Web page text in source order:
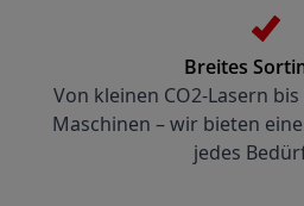
Breites
Von kleinen CO2-Lasern
Maschinen – wir bieten
jedes